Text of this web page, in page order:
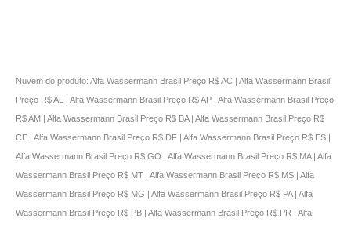
Nuvem do produto: Alfa Wassermann Brasil Preço R$ AC | Alfa Wassermann Brasil
Preço R$ AL | Alfa Wassermann Brasil Preço R$ AP | Alfa Wassermann Brasil Preço
R$ AM | Alfa Wassermann Brasil Preço R$ BA | Alfa Wassermann Brasil Preço R$
CE | Alfa Wassermann Brasil Preço R$ DF | Alfa Wassermann Brasil Preço R$ ES |
Alfa Wassermann Brasil Preço R$ GO | Alfa Wassermann Brasil Preço R$ MA | Alfa
Wassermann Brasil Preço R$ MT | Alfa Wassermann Brasil Preço R$ MS | Alfa
Wassermann Brasil Preço R$ MG | Alfa Wassermann Brasil Preço R$ PA | Alfa
Wassermann Brasil Preço R$ PB | Alfa Wassermann Brasil Preço R$ PR | Alfa